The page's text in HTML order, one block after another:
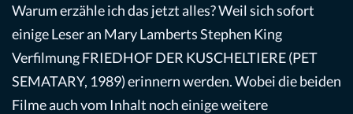
Warum erzähle ich das jetzt alles? Weil sich sofort
einige Leser an Mary Lamberts Stephen King
Verfilmung FRIEDHOF DER KUSCHELTIERE (PET
SEMATARY, 1989) erinnern werden. Wobei die beiden
Filme auch vom Inhalt noch einige weitere